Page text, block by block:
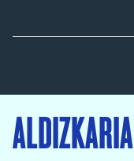
ALDIZKARIA